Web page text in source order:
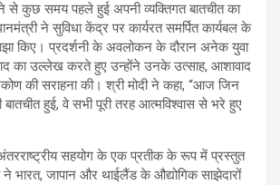
से कुछ समय पहले हुई अपनी व्यक्तिगत बातचीत का
ने सुविधा केंद्र पर कार्यरत समर्पित कार्यबल के
किए। प्रदर्शनी के अवलोकन के दौरान अनेक युवा
का उल्लेख करते हुए उन्होंने उनके उत्साह, आशावाद
की सराहना की। श्री मोदी ने कहा, “आज जिन
बातचीत हुई, वे सभी पूरी तरह आत्मविश्वास से भरे हुए
अंतरराष्ट्रीय सहयोग के एक प्रतीक के रूप में प्रस्तुत
भारत, जापान और थाईलैंड के औद्योगिक साझेदारों